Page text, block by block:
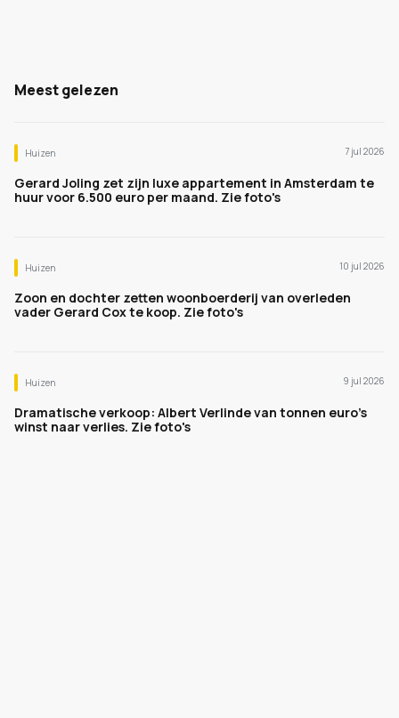
Meest gelezen
Huizen 7 jul 2026
Gerard Joling zet zijn luxe appartement in Amsterdam te
huur voor 6.500 euro per maand. Zie foto's
Huizen 10 jul 2026
Zoon en dochter zetten woonboerderij van overleden
vader Gerard Cox te koop. Zie foto's
Huizen 9 jul 2026
Dramatische verkoop: Albert Verlinde van tonnen euro's
winst naar verlies. Zie foto's